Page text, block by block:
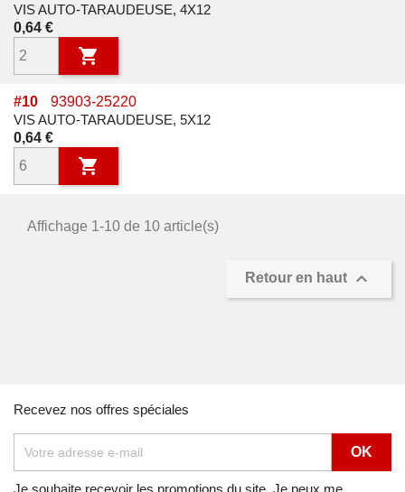
VIS AUTO-TARAUDEUSE, 4X12
Prix
0,64 €

#10
93903-25220
VIS AUTO-TARAUDEUSE, 5X12
Prix
0,64 €

Affichage 1-10 de 10 article(s)
Retour en haut 
Recevez nos offres spéciales
Je souhaite recevoir les promotions du site. Je peux me